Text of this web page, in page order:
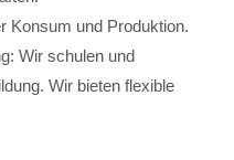
Konsum und Produktion.
Wir schulen und
Wir bieten flexible